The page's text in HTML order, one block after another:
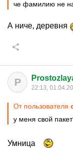
че фамилию не
А ниче, деревня
P 22:13,
От пользователя
у меня свой
Умница